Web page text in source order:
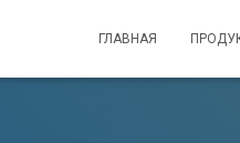
ГЛАВНАЯ